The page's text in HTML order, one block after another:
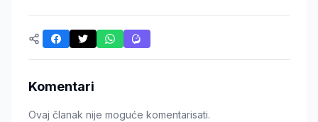
Komentari
Ovaj članak nije moguće komentarisati.